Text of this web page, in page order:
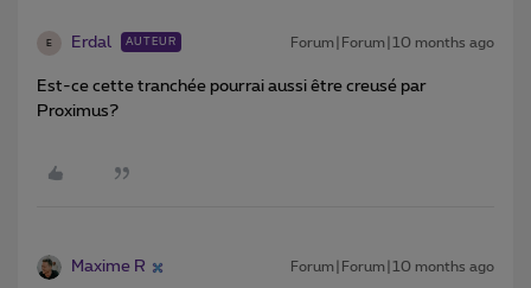
E Erdal AUTEUR Forum|Forum|10 months ago
Est-ce cette tranchée pourrai aussi être creusé par
Proximus?
Maxime R Forum|Forum|10 months ago